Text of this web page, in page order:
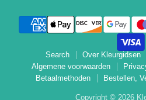
Search Over Kleurgidsen
Algemene voorwaarden
Betaalmethoden
Bestellen,
Copyright © 2026